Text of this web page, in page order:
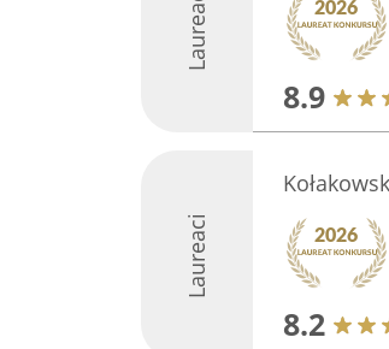
Laureaci
8.9
Laureaci
8.2